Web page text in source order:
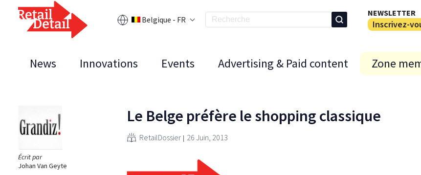
Belgique - FR
NEWSLETTER
Inscrivez-
News Innovations Events Advertising & Paid content Zone
Écrit par
Johan Van Geyte
Le Belge préfère le shopping classique
RetailDossier 26 Juin, 2013